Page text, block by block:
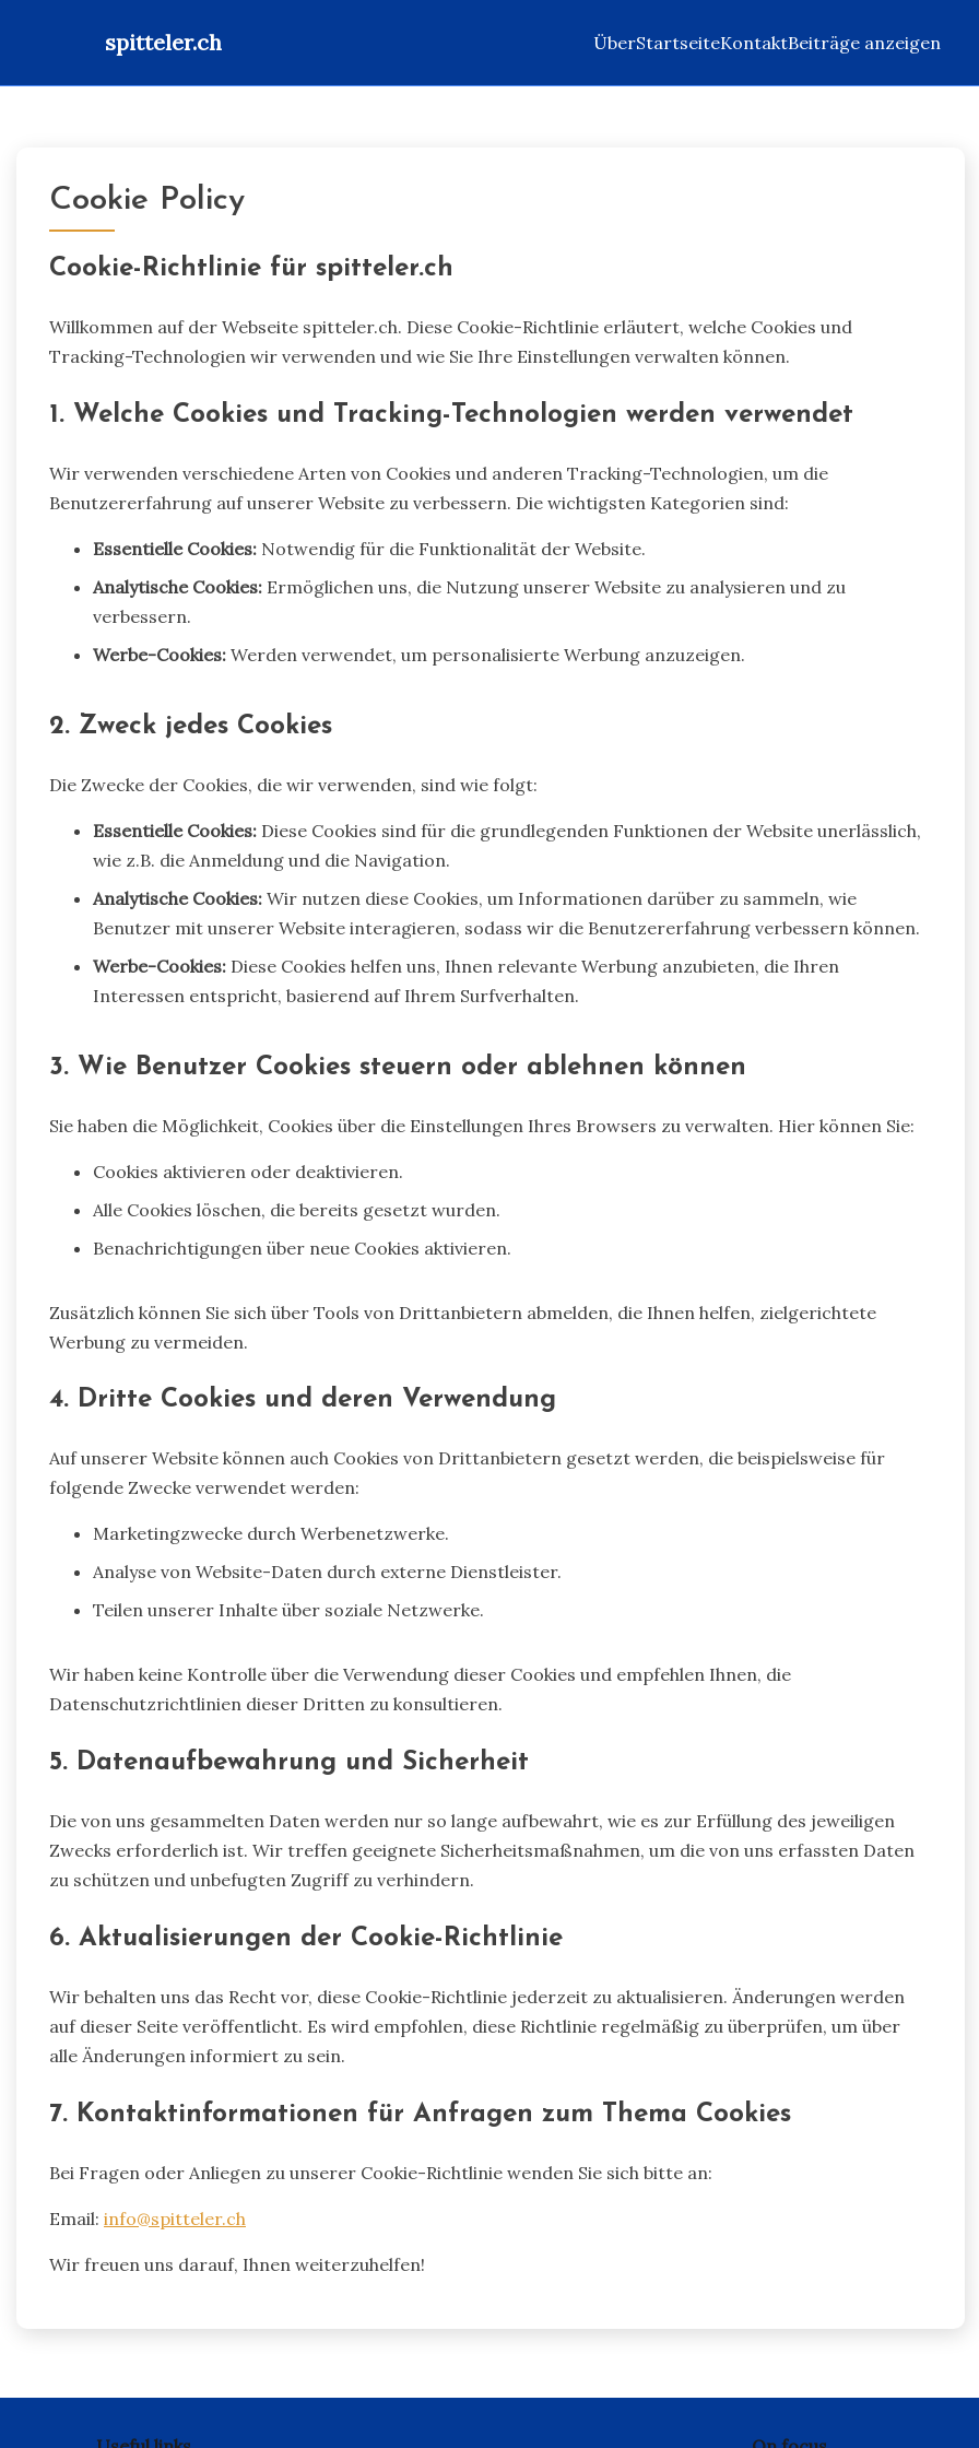
spitteler.ch ÜberStartseiteKontaktBeiträge anzeigen
Cookie Policy
Cookie-Richtlinie für spitteler.ch
Willkommen auf der Webseite spitteler.ch. Diese Cookie-Richtlinie erläutert, welche Cookies und
Tracking-Technologien wir verwenden und wie Sie Ihre Einstellungen verwalten können.
1. Welche Cookies und Tracking-Technologien werden verwendet
Wir verwenden verschiedene Arten von Cookies und anderen Tracking-Technologien, um die
Benutzererfahrung auf unserer Website zu verbessern. Die wichtigsten Kategorien sind:
Essentielle Cookies: Notwendig für die Funktionalität der Website.
Analytische Cookies: Ermöglichen uns, die Nutzung unserer Website zu analysieren und zu
verbessern.
Werbe-Cookies: Werden verwendet, um personalisierte Werbung anzuzeigen.
2. Zweck jedes Cookies
Die Zwecke der Cookies, die wir verwenden, sind wie folgt:
Essentielle Cookies: Diese Cookies sind für die grundlegenden Funktionen der Website unerlässlich,
wie z.B. die Anmeldung und die Navigation.
Analytische Cookies: Wir nutzen diese Cookies, um Informationen darüber zu sammeln, wie
Benutzer mit unserer Website interagieren, sodass wir die Benutzererfahrung verbessern können.
Werbe-Cookies: Diese Cookies helfen uns, Ihnen relevante Werbung anzubieten, die Ihren
Interessen entspricht, basierend auf Ihrem Surfverhalten.
3. Wie Benutzer Cookies steuern oder ablehnen können
Sie haben die Möglichkeit, Cookies über die Einstellungen Ihres Browsers zu verwalten. Hier können Sie:
Cookies aktivieren oder deaktivieren.
Alle Cookies löschen, die bereits gesetzt wurden.
Benachrichtigungen über neue Cookies aktivieren.
Zusätzlich können Sie sich über Tools von Drittanbietern abmelden, die Ihnen helfen, zielgerichtete
Werbung zu vermeiden.
4. Dritte Cookies und deren Verwendung
Auf unserer Website können auch Cookies von Drittanbietern gesetzt werden, die beispielsweise für
folgende Zwecke verwendet werden:
Marketingzwecke durch Werbenetzwerke.
Analyse von Website-Daten durch externe Dienstleister.
Teilen unserer Inhalte über soziale Netzwerke.
Wir haben keine Kontrolle über die Verwendung dieser Cookies und empfehlen Ihnen, die
Datenschutzrichtlinien dieser Dritten zu konsultieren.
5. Datenaufbewahrung und Sicherheit
Die von uns gesammelten Daten werden nur so lange aufbewahrt, wie es zur Erfüllung des jeweiligen
Zwecks erforderlich ist. Wir treffen geeignete Sicherheitsmaßnahmen, um die von uns erfassten Daten
zu schützen und unbefugten Zugriff zu verhindern.
6. Aktualisierungen der Cookie-Richtlinie
Wir behalten uns das Recht vor, diese Cookie-Richtlinie jederzeit zu aktualisieren. Änderungen werden
auf dieser Seite veröffentlicht. Es wird empfohlen, diese Richtlinie regelmäßig zu überprüfen, um über
alle Änderungen informiert zu sein.
7. Kontaktinformationen für Anfragen zum Thema Cookies
Bei Fragen oder Anliegen zu unserer Cookie-Richtlinie wenden Sie sich bitte an:
Email: info@spitteler.ch
Wir freuen uns darauf, Ihnen weiterzuhelfen!